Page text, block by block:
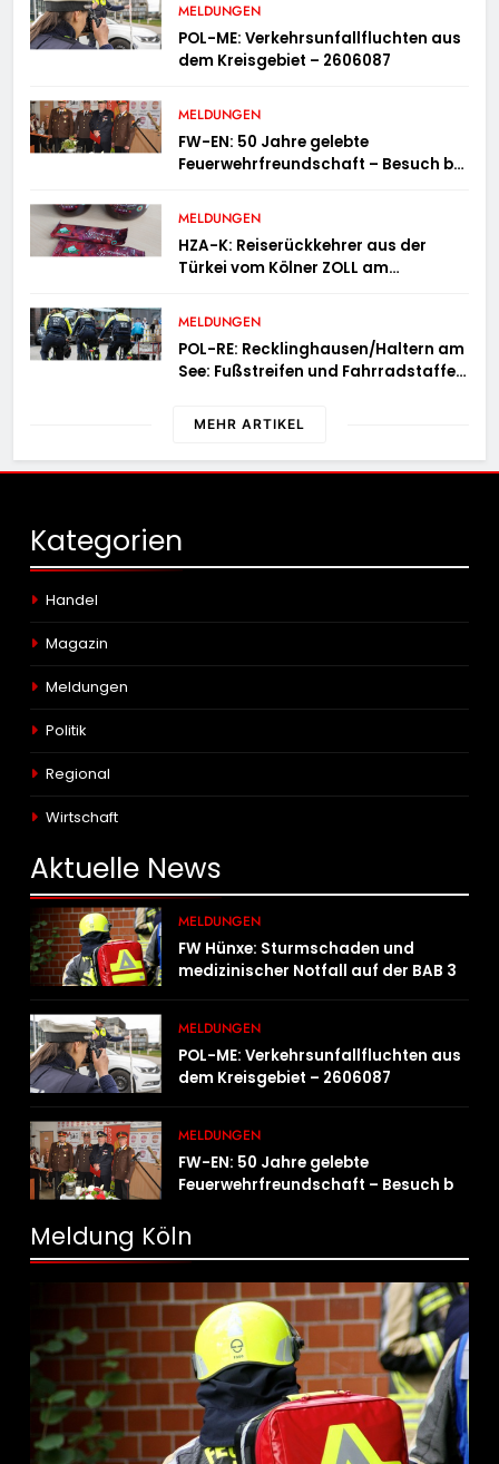
MELDUNGEN
POL-ME: Verkehrsunfallfluchten aus
dem Kreisgebiet – 2606087
MELDUNGEN
FW-EN: 50 Jahre gelebte
Feuerwehrfreundschaft – Besuch bei
Österreich
MELDUNGEN
HZA-K: Reiserückkehrer aus der
Türkei vom Kölner ZOLL am
Potenzhonig erwischt / Gefährlicher
MELDUNGEN
POL-RE: Recklinghausen/Haltern am
See: Fußstreifen und Fahrradstaffel
MEHR ARTIKEL
Kategorien
Handel
Magazin
Meldungen
Politik
Regional
Wirtschaft
Aktuelle News
MELDUNGEN
FW Hünxe: Sturmschaden und
medizinischer Notfall auf der BAB 3
MELDUNGEN
POL-ME: Verkehrsunfallfluchten aus
dem Kreisgebiet – 2606087
MELDUNGEN
FW-EN: 50 Jahre gelebte
Feuerwehrfreundschaft – Besuch bei
Österreich
Meldung Köln